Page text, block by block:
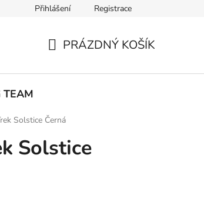
Přihlášení Registrace
PRÁZDNÝ KOŠÍK
TEAM
Solstice Černá
Solstice